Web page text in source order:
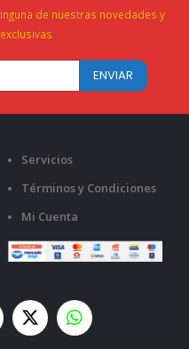
de nuestras novedades y
Servicios
Términos y Condiciones
Mi Cuenta